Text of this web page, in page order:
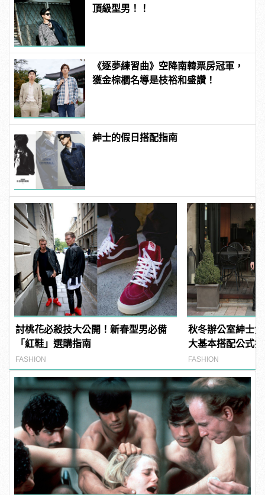
頂級型男！！
《逐夢練習曲》空降南韓票房冠軍，
獲金棕櫚名導是枝裕和盛讚！
紳士的假日搭配指南
討桃花必殺技大公開！新春型男必備
「紅鞋」選購指南
FASHION
秋冬辦公室紳士
大基本搭配公式
FASHION